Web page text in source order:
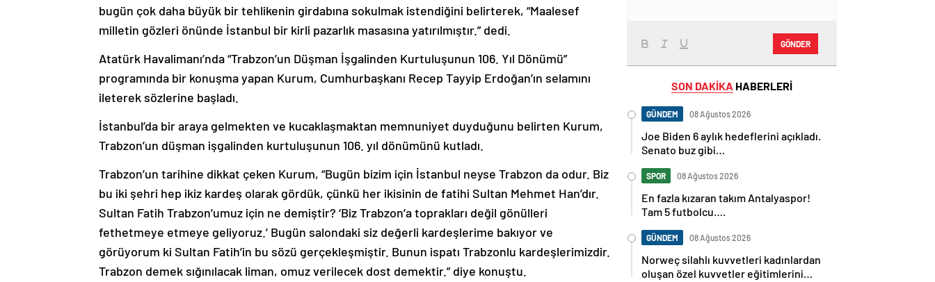
bugün çok daha büyük bir tehlikenin girdabına sokulmak istendiğini belirterek, “Maalesef
milletin gözleri önünde İstanbul bir kirli pazarlık masasına yatırılmıştır.” dedi.
Atatürk Havalimanı’nda “Trabzon’un Düşman İşgalinden Kurtuluşunun 106. Yıl Dönümü”
programında bir konuşma yapan Kurum, Cumhurbaşkanı Recep Tayyip Erdoğan’ın selamını
ileterek sözlerine başladı.
İstanbul’da bir araya gelmekten ve kucaklaşmaktan memnuniyet duyduğunu belirten Kurum,
Trabzon’un düşman işgalinden kurtuluşunun 106. yıl dönümünü kutladı.
Trabzon’un tarihine dikkat çeken Kurum, “Bugün bizim için İstanbul neyse Trabzon da odur. Biz
bu iki şehri hep ikiz kardeş olarak gördük, çünkü her ikisinin de fatihi Sultan Mehmet Han’dır.
Sultan Fatih Trabzon’umuz için ne demiştir? ‘Biz Trabzon’a toprakları değil gönülleri
fethetmeye etmeye geliyoruz.’ Bugün salondaki siz değerli kardeşlerime bakıyor ve
görüyorum ki Sultan Fatih’in bu sözü gerçekleşmiştir. Bunun ispatı Trabzonlu kardeşlerimizdir.
Trabzon demek sığınılacak liman, omuz verilecek dost demektir.” diye konuştu.
GÖNDER
SON DAKİKA HABERLERİ
GÜNDEM 08 Ağustos 2026
Joe Biden 6 aylık hedeflerini açıkladı.
Senato buz gibi…
SPOR 08 Ağustos 2026
En fazla kızaran takım Antalyaspor!
Tam 5 futbolcu….
GÜNDEM 08 Ağustos 2026
Norweç silahlı kuvvetleri kadınlardan
oluşan özel kuvvetler eğitimlerini